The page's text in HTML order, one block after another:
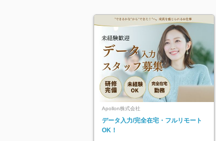
Apollon株式会社
データ入力/完全在宅・フルリモート
OK！